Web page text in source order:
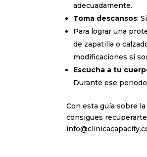
adecuadamente.
Toma descansos:
Para lograr una
de zapatilla o
modificaciones si
Escucha a tu
Durante ese
Con esta guía sobre
consigues